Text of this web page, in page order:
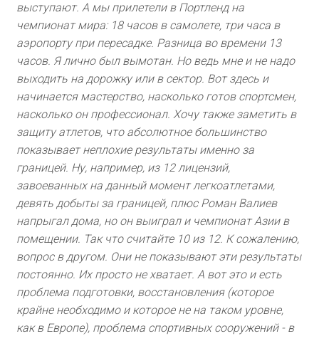
выступают. А мы прилетели в Портленд на
чемпионат мира: 18 часов в самолете, три часа в
аэропорту при пересадке. Разница во времени 13
часов. Я лично был вымотан. Но ведь мне и не надо
выходить на дорожку или в сектор. Вот здесь и
начинается мастерство, насколько готов спортсмен,
насколько он профессионал. Хочу также заметить в
защиту атлетов, что абсолютное большинство
показывает неплохие результаты именно за
границей. Ну, например, из 12 лицензий,
завоеванных на данный момент легкоатлетами,
девять добыты за границей, плюс Роман Валиев
напрыгал дома, но он выиграл и чемпионат Азии в
помещении. Так что считайте 10 из 12. К сожалению,
вопрос в другом. Они не показывают эти результаты
постоянно. Их просто не хватает. А вот это и есть
проблема подготовки, восстановления (которое
крайне необходимо и которое не на таком уровне,
как в Европе), проблема спортивных сооружений - в